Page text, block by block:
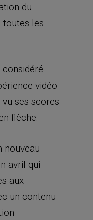
du
toutes les
considéré
vidéo
ses scores
flèche.
nouveau
avril qui
aux
un contenu